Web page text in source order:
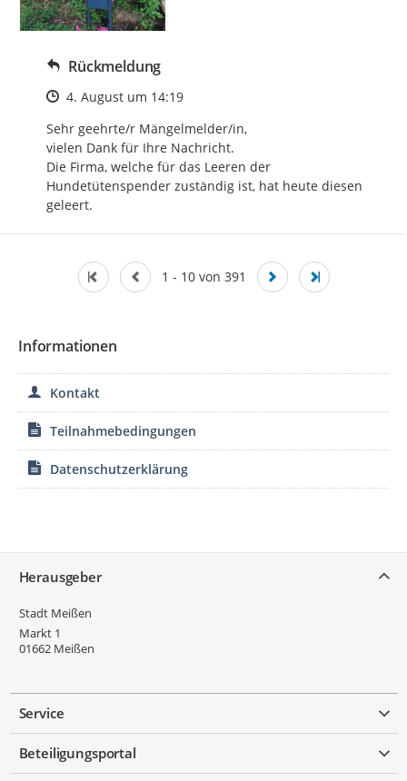
Rückmeldung
Zeitpunkt des Erstellens
4. August um 14:19
Sehr geehrte/r Mängelmelder/in,
vielen Dank für Ihre Nachricht.
Die Firma, welche für das Leeren der
Hundetütenspender zuständig ist, hat heute diesen
geleert.
1 - 10 von 391
Informationen
Kontakt
Teilnahmebedingungen
Datenschutzerklärung
Herausgeber
Stadt Meißen
Markt 1
01662 Meißen
Service
Beteiligungsportal